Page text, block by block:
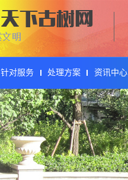
针对服务 处理方案 资讯中心